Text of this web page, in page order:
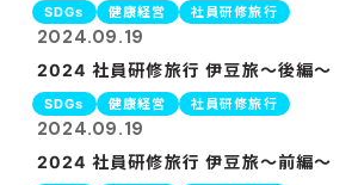
2024.09.19
SDGs 健康経営 社員研修旅行
2024 社員研修旅行 伊豆旅～後編～
2024.09.19
SDGs 健康経営 社員研修旅行
2024 社員研修旅行 伊豆旅～前編～